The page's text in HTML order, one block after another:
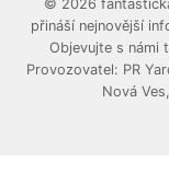
© 2026
přináší nejnovější
Objevujte s námi
Provozovatel: PR
Nová